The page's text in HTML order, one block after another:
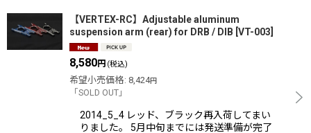
【VERTEX-RC】Adjustable aluminum
suspension arm (rear) for DRB / DIB VT-003
8,580円 (税込)
希望小売価格: 8,424円
「SOLD OUT」
2014_5_4 レッド、ブラック再入荷してまい
りました。 5月中旬までには発送準備が完了